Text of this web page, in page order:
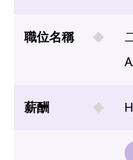
職位名稱
薪酬